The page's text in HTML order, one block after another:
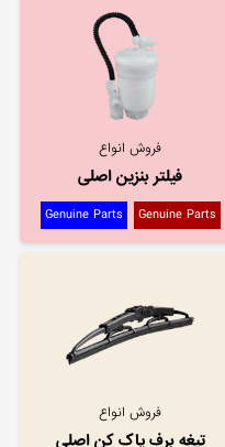
فروش انواع
فیلتر بنزین اصلی
Genuine Parts
Genuine Parts
فروش انواع
تیغه برف پاک کن اصلی